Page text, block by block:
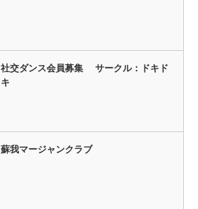
社交ダンス会員募集 サークル：ドキド
キ
蘇我マージャンクラブ